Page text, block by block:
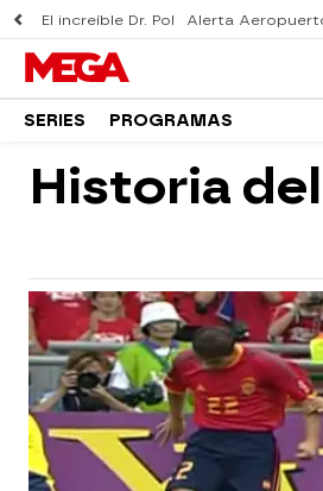
El increíble Dr. Pol Alerta
SERIES PROGRAMAS
Historia